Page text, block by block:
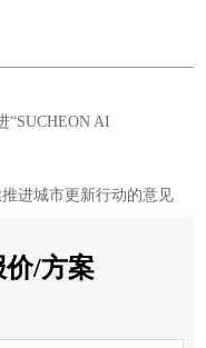
“SUCHEON AI
进城市更新行动的意见
/方案